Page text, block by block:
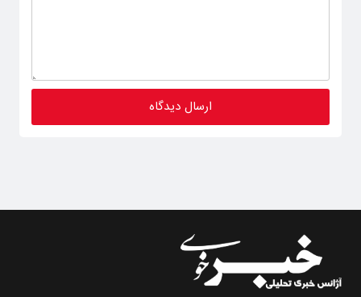
پایگاه خبری تحلیلیخبـر خـوی